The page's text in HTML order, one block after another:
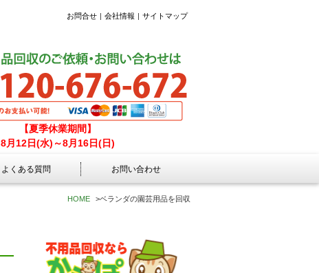
お問合せ 会社情報 サイトマップ
【夏季休業期間】
8月12日(水)～8月16日(日)
よくある質問 お問い合わせ
HOME >ベランダの園芸用品を回収